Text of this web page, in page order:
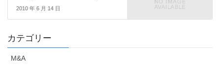
2010 年 6 月 14 日
カテゴリー
M&A